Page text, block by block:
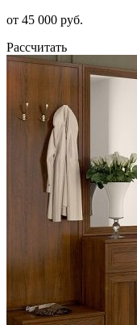
от 45 000 руб.
Рассчитать